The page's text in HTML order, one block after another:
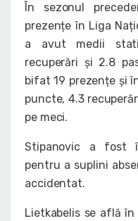
În sezonul
prezențe în Liga
a avut medii
recuperări și 2.8
bifat 19 prezențe și
puncte, 4.3
pe meci.
Stipanovic a fost
pentru a suplini
accidentat.
Lietkabelis se află